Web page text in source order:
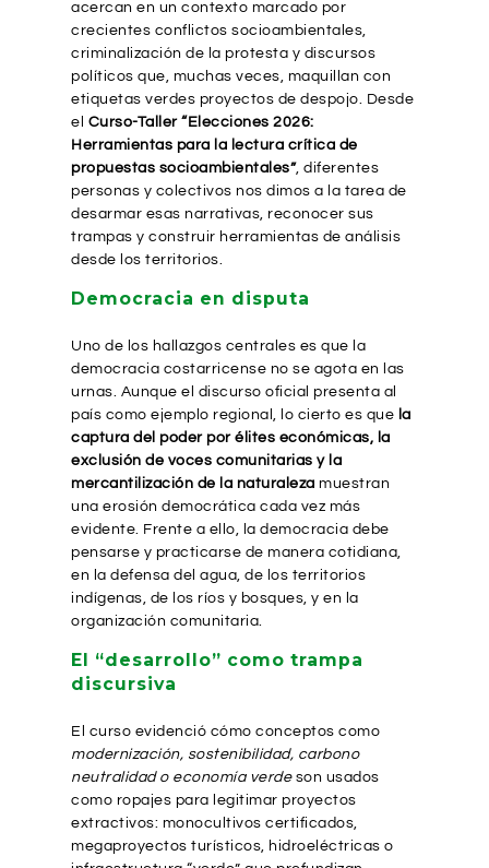
acercan en un contexto marcado por
crecientes conflictos socioambientales,
criminalización de la protesta y discursos
políticos que, muchas veces, maquillan con
etiquetas verdes proyectos de despojo. Desde
el Curso-Taller “Elecciones 2026:
Herramientas para la lectura crítica de
propuestas socioambientales”, diferentes
personas y colectivos nos dimos a la tarea de
desarmar esas narrativas, reconocer sus
trampas y construir herramientas de análisis
desde los territorios.
Democracia en disputa
Uno de los hallazgos centrales es que la
democracia costarricense no se agota en las
urnas. Aunque el discurso oficial presenta al
país como ejemplo regional, lo cierto es que la
captura del poder por élites económicas, la
exclusión de voces comunitarias y la
mercantilización de la naturaleza muestran
una erosión democrática cada vez más
evidente. Frente a ello, la democracia debe
pensarse y practicarse de manera cotidiana,
en la defensa del agua, de los territorios
indígenas, de los ríos y bosques, y en la
organización comunitaria.
El “desarrollo” como trampa
discursiva
El curso evidenció cómo conceptos como
modernización, sostenibilidad, carbono
neutralidad o economía verdeson usados
como ropajes para legitimar proyectos
extractivos: monocultivos certificados,
megaproyectos turísticos, hidroeléctricas o